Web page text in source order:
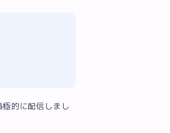
的に配信しまし